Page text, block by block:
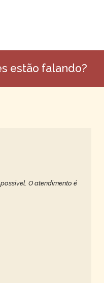
estão falando?
O atendimento é